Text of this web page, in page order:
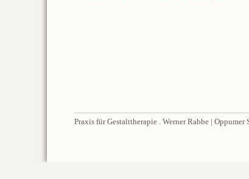
Praxis für Gestalttherapie . Werner Rabbe |